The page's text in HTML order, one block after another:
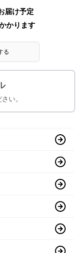
届け予定
かります
る
い。